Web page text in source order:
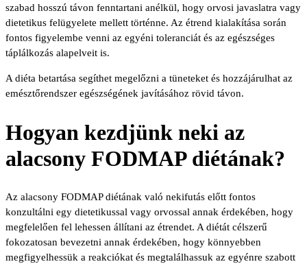
szabad hosszú távon fenntartani anélkül, hogy orvosi javaslatra vagy
dietetikus felügyelete mellett történne. Az étrend kialakítása során
fontos figyelembe venni az egyéni toleranciát és az egészséges
táplálkozás alapelveit is.
A diéta betartása segíthet megelőzni a tüneteket és hozzájárulhat az
emésztőrendszer egészségének javításához rövid távon.
Hogyan kezdjünk neki az
alacsony FODMAP diétának?
Az alacsony FODMAP diétának való nekifutás előtt fontos
konzultálni egy dietetikussal vagy orvossal annak érdekében, hogy
megfelelően fel lehessen állítani az étrendet. A diétát célszerű
fokozatosan bevezetni annak érdekében, hogy könnyebben
megfigyelhessük a reakciókat és megtalálhassuk az egyénre szabott